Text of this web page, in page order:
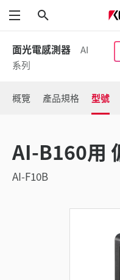
功能表
面光電感測器
AI
系列
概覽 產品規格 型號
AI-B160用
AI-F10B